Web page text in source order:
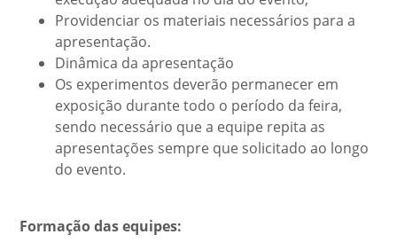
Providenciar os materiais necessários para a
apresentação.
Dinâmica da apresentação
Os experimentos deverão permanecer em
exposição durante todo o período da feira,
sendo necessário que a equipe repita as
apresentações sempre que solicitado ao longo
do evento.
Formação das equipes: